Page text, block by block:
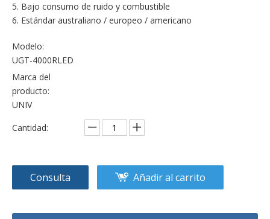
5. Bajo consumo de ruido y combustible
6. Estándar australiano / europeo / americano
Modelo:
UGT-4000RLED
Marca del
producto:
UNIV
Cantidad:
Consulta Añadir al carrito